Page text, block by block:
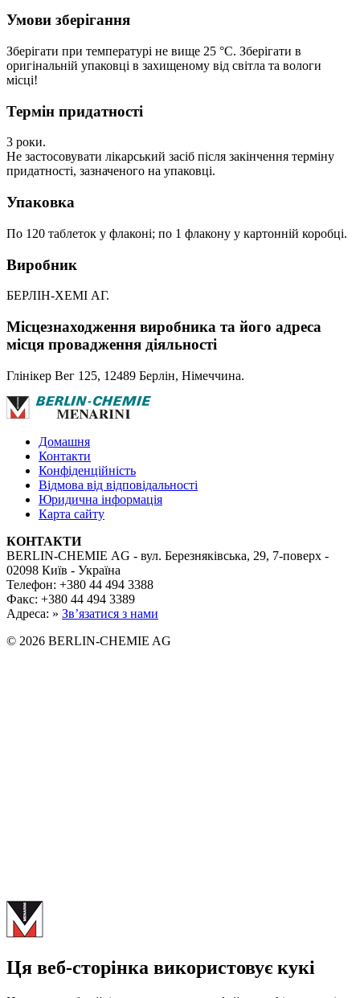
Умови зберігання
Зберігати при температурі не вище 25 °С. Зберігати в
оригінальній упаковці в захищеному від світла та вологи
місці!
Термін придатності
3 роки.
Не застосовувати лікарський засіб після закінчення терміну
придатності, зазначеного на упаковці.
Упаковка
По 120 таблеток у флаконі; по 1 флакону у картонній коробці.
Виробник
БЕРЛІН-ХЕМІ АГ.
Місцезнаходження виробника та його адреса
місця провадження діяльності
Глінікер Вег 125, 12489 Берлін, Німеччина.
Домашня
Контакти
Конфіденційність
Відмова від відповідальності
Юридична інформація
Карта сайту
КОНТАКТИ
BERLIN-CHEMIE AG - вул. Березняківська, 29, 7-поверх -
02098 Київ - Україна
Телефон: +380 44 494 3388
Факс: +380 44 494 3389
Адреса: » Зв’язатися з нами
© 2026 BERLIN-CHEMIE AG
Ця веб-сторінка використовує кукі